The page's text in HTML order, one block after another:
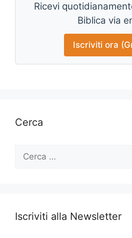
Ricevi
Biblica via
Iscriviti ora
Cerca
Ricerca
Iscriviti alla Newsletter